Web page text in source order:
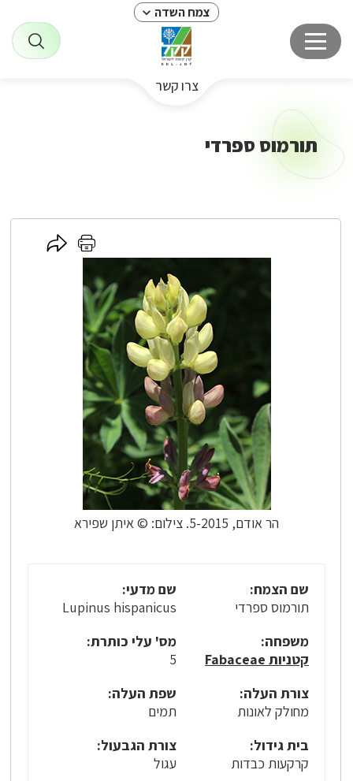
צמח השדה
צרו קשר
תורמוס ספרדי
הר אודם, 5-2015. צילום: © איתן שפירא
לחץ
לחץ
כאן
לשיתוף
שם הצמח:
תורמוס ספרדי
שם מדעי:
Lupinus hispanicus
משפחה:
קטניות Fabaceae
מס' עלי כותרת:
5
צורת העלה:
מחולק לאונות
שפת העלה:
תמים
בית גידול:
קרקעות כבדות
צורת הגבעול:
עגול